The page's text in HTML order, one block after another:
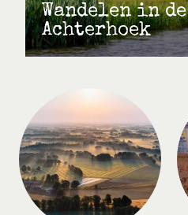
Wandelen in de
Achterhoek